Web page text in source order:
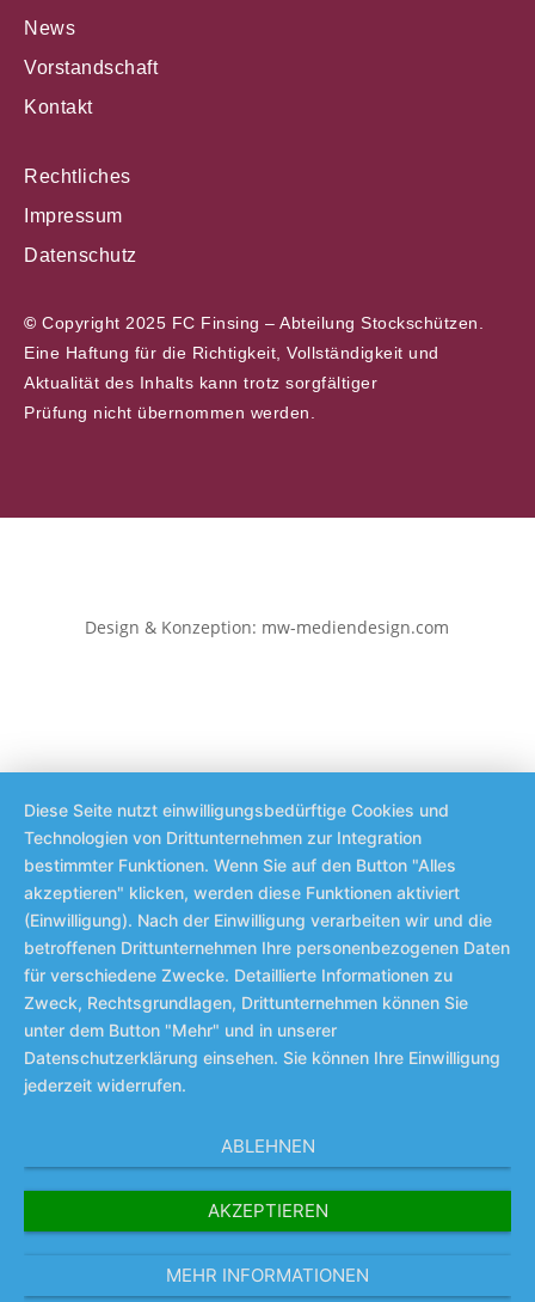
News
Vorstandschaft
Kontakt
Rechtliches
Impressum
Datenschutz
© Copyright 2025 FC Finsing – Abteilung Stockschützen.
Eine Haftung für die Richtigkeit, Vollständigkeit und
Aktualität des Inhalts kann trotz sorgfältiger
Prüfung nicht übernommen werden.
Design & Konzeption: mw-mediendesign.com
Diese Seite nutzt einwilligungsbedürftige Cookies und
Technologien von Drittunternehmen zur Integration
bestimmter Funktionen. Wenn Sie auf den Button "Alles
akzeptieren" klicken, werden diese Funktionen aktiviert
(Einwilligung). Nach der Einwilligung verarbeiten wir und die
betroffenen Drittunternehmen Ihre personenbezogenen Daten
für verschiedene Zwecke. Detaillierte Informationen zu
Zweck, Rechtsgrundlagen, Drittunternehmen können Sie
unter dem Button "Mehr" und in unserer
Datenschutzerklärung einsehen. Sie können Ihre Einwilligung
jederzeit widerrufen.
ABLEHNEN
AKZEPTIEREN
MEHR INFORMATIONEN